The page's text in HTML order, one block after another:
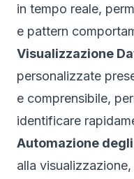
in tempo reale,
e pattern
Visualizzazione
personalizzate
e comprensibile,
identificare
Automazione
alla